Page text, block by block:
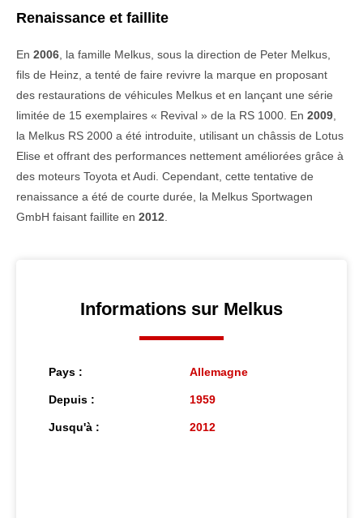
Renaissance et faillite
En 2006 , la famille Melkus, sous la direction de Peter Melkus,
fils de Heinz, a tenté de faire revivre la marque en proposant
des restaurations de véhicules Melkus et en lançant une série
limitée de 15 exemplaires « Revival » de la RS 1000. En 2009
la Melkus RS 2000 a été introduite, utilisant un châssis de Lotus
Elise et offrant des performances nettement améliorées grâce à
des moteurs Toyota et Audi. Cependant, cette tentative de
renaissance a été de courte durée, la Melkus Sportwagen
GmbH faisant faillite en 2012
Informations sur Melkus
Pays : Allemagne
Depuis : 1959
Jusqu'à : 2012